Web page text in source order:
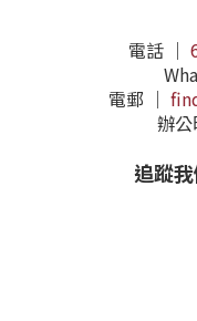
電話 ｜
電郵 ｜
辦
追蹤